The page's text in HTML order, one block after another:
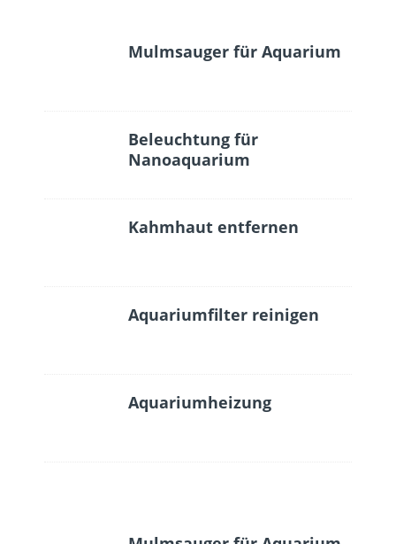
Mulmsauger für Aquarium
Beleuchtung für
Nanoaquarium
Kahmhaut entfernen
Aquariumfilter reinigen
Aquariumheizung